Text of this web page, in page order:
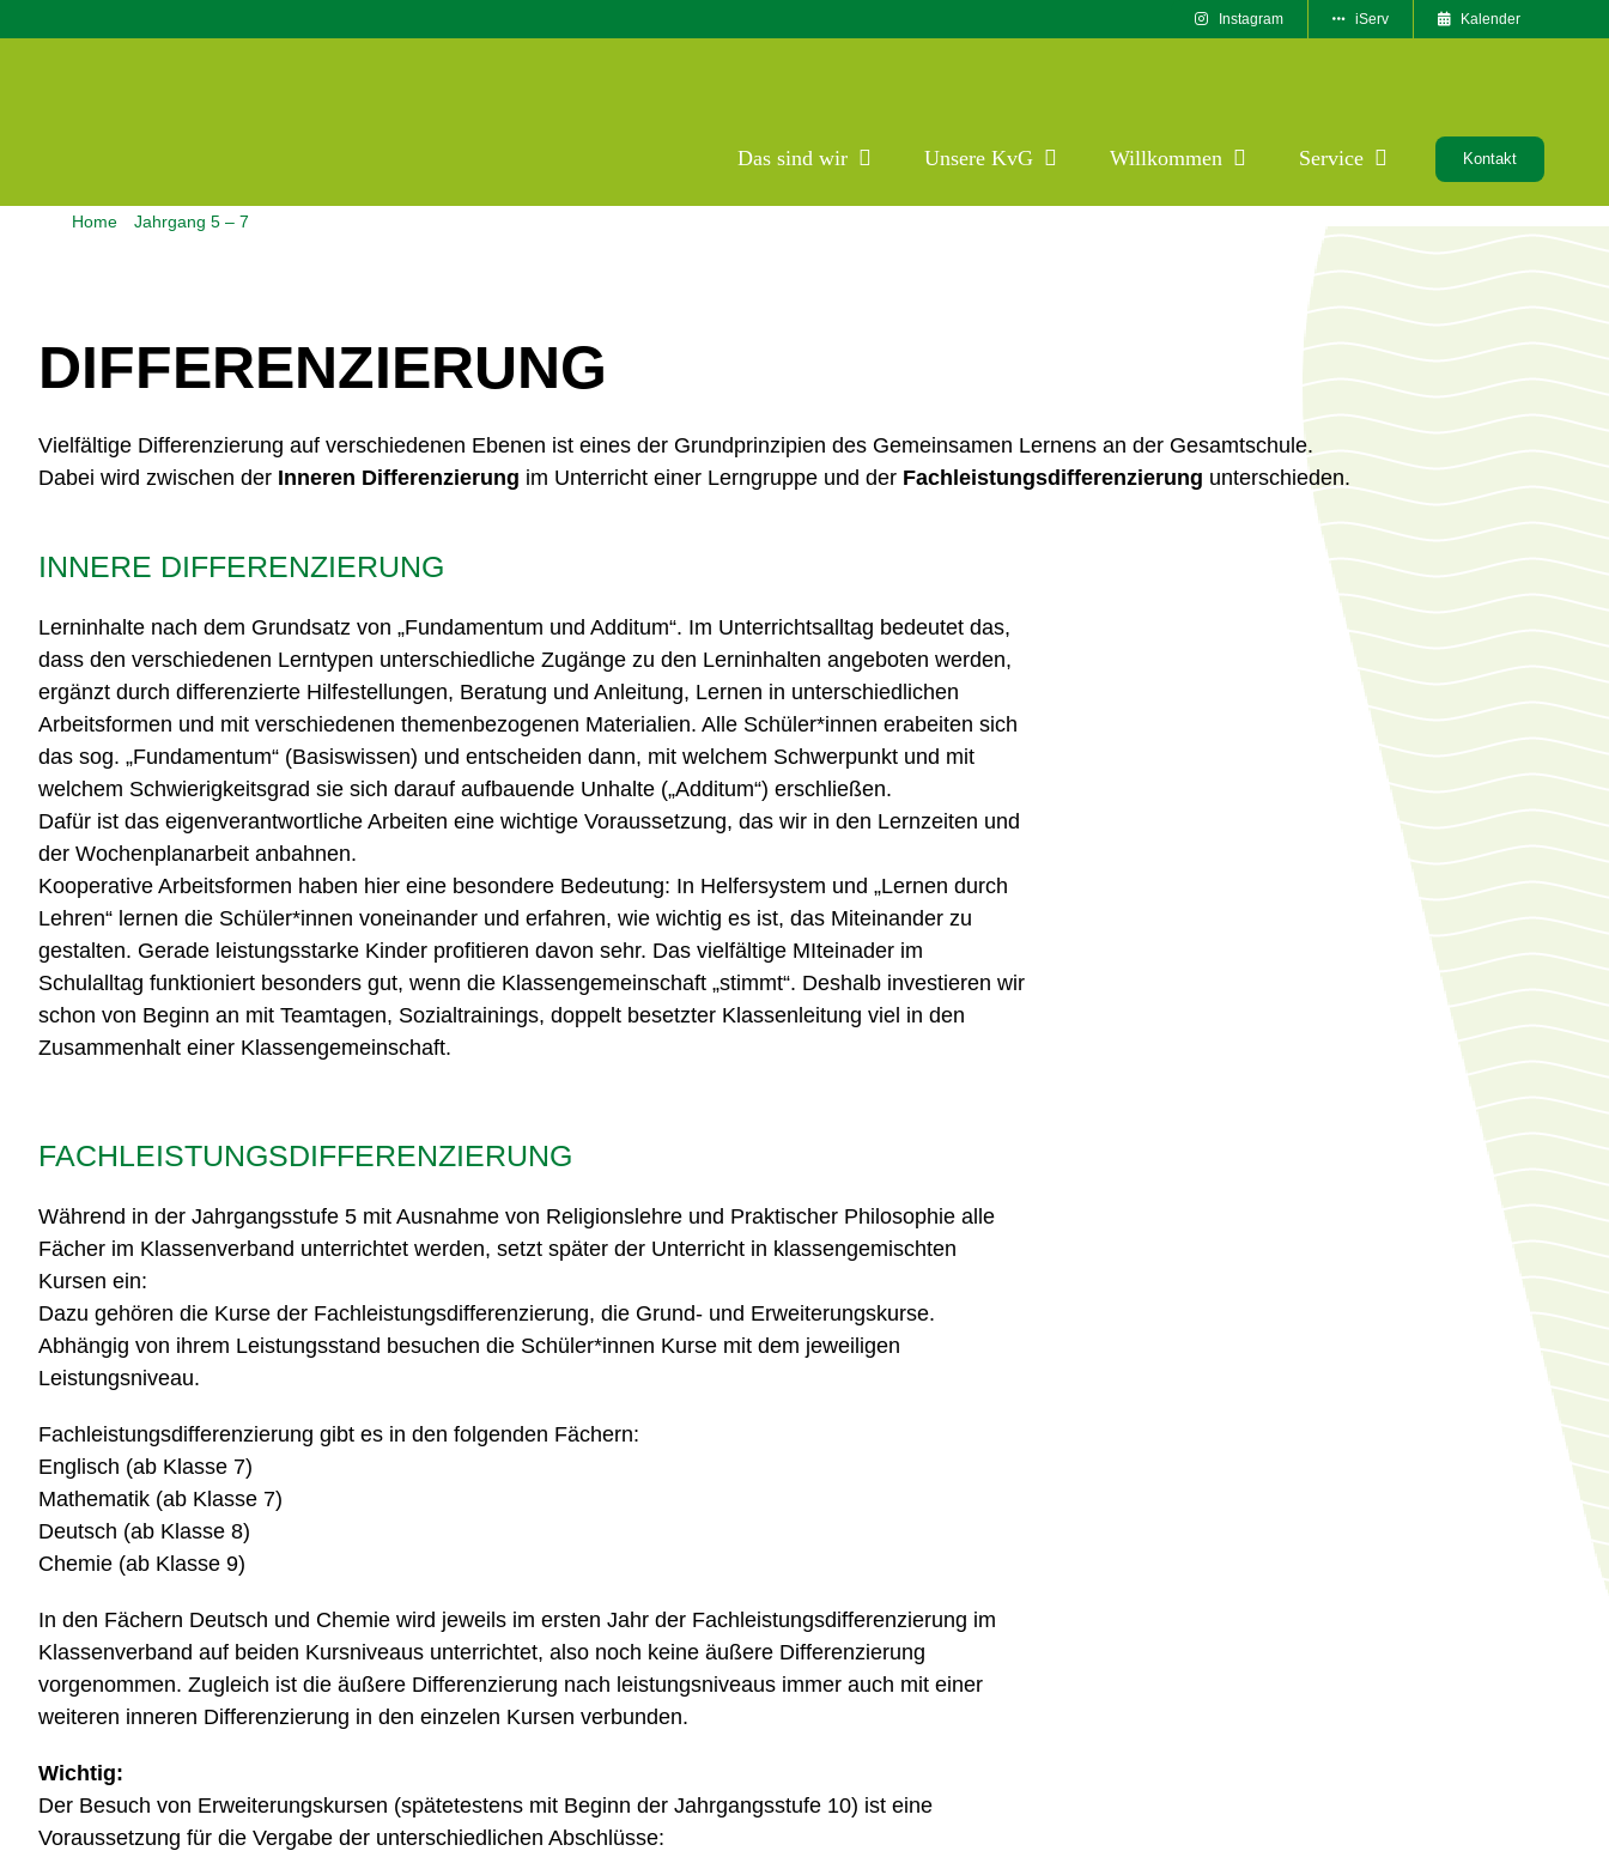
Instagram iServ Kalender
Das sind wir Unsere KvG Willkommen Service Kontakt
Home Jahrgang 5 – 7
DIFFERENZIERUNG
Vielfältige Differenzierung auf verschiedenen Ebenen ist eines der Grundprinzipien des Gemeinsamen Lernens an der Gesamtschule.
Dabei wird zwischen der Inneren Differenzierung im Unterricht einer Lerngruppe und der Fachleistungsdifferenzierung unterschieden.
INNERE DIFFERENZIERUNG
Lerninhalte nach dem Grundsatz von „Fundamentum und Additum“. Im Unterrichtsalltag bedeutet das,
dass den verschiedenen Lerntypen unterschiedliche Zugänge zu den Lerninhalten angeboten werden,
ergänzt durch differenzierte Hilfestellungen, Beratung und Anleitung, Lernen in unterschiedlichen
Arbeitsformen und mit verschiedenen themenbezogenen Materialien. Alle Schüler*innen erabeiten sich
das sog. „Fundamentum“ (Basiswissen) und entscheiden dann, mit welchem Schwerpunkt und mit
welchem Schwierigkeitsgrad sie sich darauf aufbauende Unhalte („Additum“) erschließen.
Dafür ist das eigenverantwortliche Arbeiten eine wichtige Voraussetzung, das wir in den Lernzeiten und
der Wochenplanarbeit anbahnen.
Kooperative Arbeitsformen haben hier eine besondere Bedeutung: In Helfersystem und „Lernen durch
Lehren“ lernen die Schüler*innen voneinander und erfahren, wie wichtig es ist, das Miteinander zu
gestalten. Gerade leistungsstarke Kinder profitieren davon sehr. Das vielfältige MIteinader im
Schulalltag funktioniert besonders gut, wenn die Klassengemeinschaft „stimmt“. Deshalb investieren wir
schon von Beginn an mit Teamtagen, Sozialtrainings, doppelt besetzter Klassenleitung viel in den
Zusammenhalt einer Klassengemeinschaft.
FACHLEISTUNGSDIFFERENZIERUNG
Während in der Jahrgangsstufe 5 mit Ausnahme von Religionslehre und Praktischer Philosophie alle
Fächer im Klassenverband unterrichtet werden, setzt später der Unterricht in klassengemischten
Kursen ein:
Dazu gehören die Kurse der Fachleistungsdifferenzierung, die Grund- und Erweiterungskurse.
Abhängig von ihrem Leistungsstand besuchen die Schüler*innen Kurse mit dem jeweiligen
Leistungsniveau.
Fachleistungsdifferenzierung gibt es in den folgenden Fächern:
Englisch (ab Klasse 7)
Mathematik (ab Klasse 7)
Deutsch (ab Klasse 8)
Chemie (ab Klasse 9)
In den Fächern Deutsch und Chemie wird jeweils im ersten Jahr der Fachleistungsdifferenzierung im
Klassenverband auf beiden Kursniveaus unterrichtet, also noch keine äußere Differenzierung
vorgenommen. Zugleich ist die äußere Differenzierung nach leistungsniveaus immer auch mit einer
weiteren inneren Differenzierung in den einzelen Kursen verbunden.
Wichtig:
Der Besuch von Erweiterungskursen (spätetestens mit Beginn der Jahrgangsstufe 10) ist eine
Voraussetzung für die Vergabe der unterschiedlichen Abschlüsse: